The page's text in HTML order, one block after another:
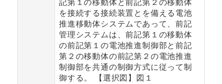
を接続する接続装置とを備える電池
推進移動体システムであって、前記
管理システムは、前記第１の移動体
の前記第１の電池推進制御部と前記
第２の移動体の前記第２の電池推進
制御部を共通の制御方式に従って制
御する。 【選択図】図１